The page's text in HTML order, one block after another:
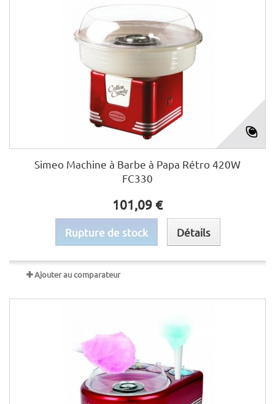
Simeo Machine à Barbe à Papa Rétro 420W
FC330
101,09 €
Rupture de stock Détails
Ajouter au comparateur